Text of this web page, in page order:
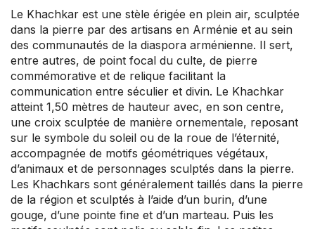
Le Khachkar est une stèle érigée en plein air, sculptée
dans la pierre par des artisans en Arménie et au sein
des communautés de la diaspora arménienne. Il sert,
entre autres, de point focal du culte, de pierre
commémorative et de relique facilitant la
communication entre séculier et divin. Le Khachkar
atteint 1,50 mètres de hauteur avec, en son centre,
une croix sculptée de manière ornementale, reposant
sur le symbole du soleil ou de la roue de l’éternité,
accompagnée de motifs géométriques végétaux,
d’animaux et de personnages sculptés dans la pierre.
Les Khachkars sont généralement taillés dans la pierre
de la région et sculptés à l’aide d’un burin, d’une
gouge, d’une pointe fine et d’un marteau. Puis les